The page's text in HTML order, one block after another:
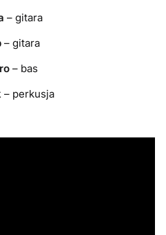
– gitara
– gitara
– bas
– perkusja